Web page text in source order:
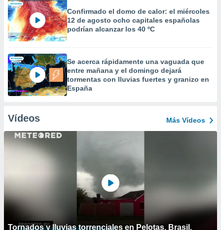
Confirmado el domo de calor: el miércoles
12 de agosto ocho capitales españolas
podrían alcanzar los 40 ºC
Se acerca rápidamente una vaguada que
entre mañana y el domingo dejará
tormentas con lluvias fuertes y granizo en
España
Vídeos Más Vídeos
Tornados y lluvias torrenciales en Pelotas, Brasil.